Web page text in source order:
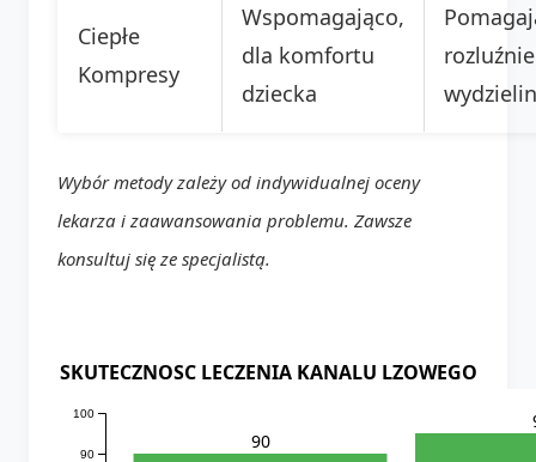
Ciepłe
Kompresy
Wspomagająco,
dla komfortu
dziecka
Wybór metody zależy od indywidualnej oceny
lekarza i zaawansowania problemu. Zawsze
konsultuj się ze specjalistą.
SKUTECZNOSC LECZENIA KANALU LZOWEGO
90
100
90